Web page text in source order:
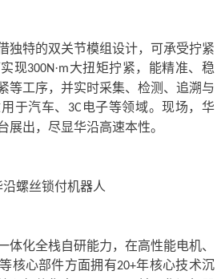
独特的双关节模组设计，可承受拧紧
现300N·m大扭矩拧紧，能精准、稳
等工序，并实时采集、检测、追溯与
于汽车、 3C 电子等领域。现场，华
展出，尽显华沿高速本性。
体化全栈自研能力，在高性能电机、
核心部件方面拥有20+年核心技术沉